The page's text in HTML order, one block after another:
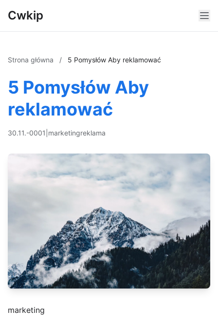
Cwkip
Strona główna / 5 Pomysłów Aby reklamować
5 Pomysłów Aby
reklamować
30.11.-0001 marketingreklama
marketing